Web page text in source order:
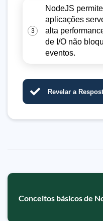
3
NodeJS
aplicações
alta
de I/O não
eventos.
Revelar a
Conceitos básicos de